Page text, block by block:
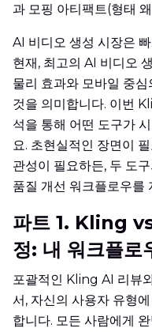
과 모핑 아티팩트(형태
AI 비디오 생성 시장은
현재, 최고의 AI 비디오
물리 효과와 모바일 중
것을 의미합니다. 이번
석을 통해 어떤 도구가
요. 초현실적인 장면이
관성이 필요하든, 두 도
품질 개선 워크플로우를
파트 1. Kling
정: 내 워크플로
포괄적인 Kling AI 리뷰
서, 자신의 사용자 유형
합니다. 모든 사람에게